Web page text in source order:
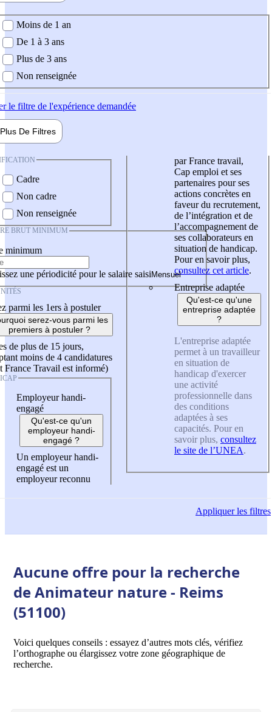
demandée
Moins de 1 an
De 1 à 3 ans
Plus de 3 ans
Non renseignée
le filtre de l'expérience demandée
Plus De Filtres
Cadre
Non cadre
Non renseignée
BRUT MINIMUM
minimum
une périodicité pour le salaire saisi
parmi les 1ers à postuler
serez-vous parmi les
premiers à postuler ?
de plus de 15 jours,
moins de 4 candidatures
France Travail est informé)
Employeur handi-
engagé
Qu'est-ce qu'un
employeur handi-
engagé ?
Un employeur handi-
engagé est un
employeur reconnu
par France travail,
Cap emploi et ses
partenaires pour ses
actions concrètes en
faveur du recrutement,
de l’intégration et de
l’accompagnement de
ses collaborateurs en
situation de handicap.
Pour en savoir plus,
consultez cet article.
Entreprise adaptée
Qu'est-ce qu'une
entreprise adaptée
?
L'entreprise adaptée
permet à un travailleur
en situation de
handicap d'exercer
une activité
professionnelle dans
des conditions
adaptées à ses
capacités. Pour en
savoir plus, consultez
le site de l’UNEA.
Appliquerles filtres
Aucune offre pour la recherche
de Animateur nature - Reims
(51100)
Voici quelques conseils : essayez d’autres mots clés, vérifiez
l’orthographe ou élargissez votre zone géographique de
recherche.